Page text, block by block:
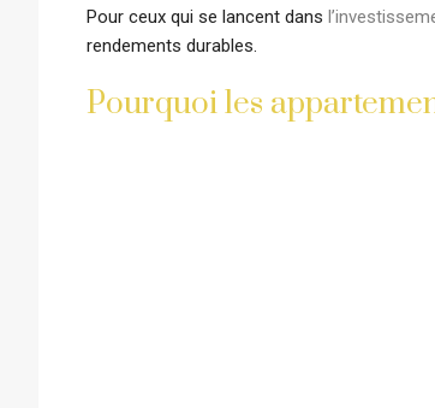
Pour ceux qui se lancent dans
rendements durables.
Pourquoi les